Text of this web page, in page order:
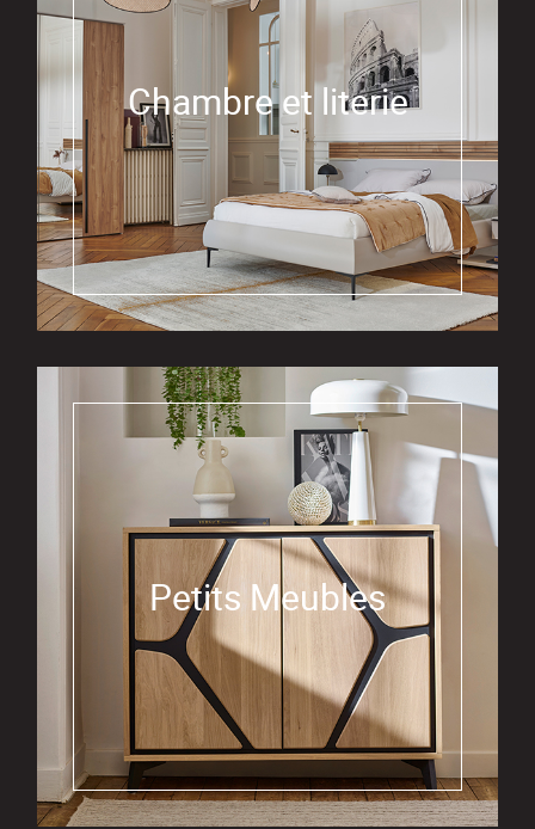
Chambre et literie
Petits Meubles